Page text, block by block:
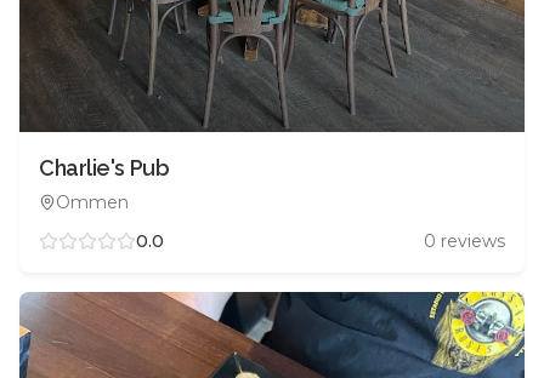
Charlie's Pub
Ommen
0.0
0 reviews